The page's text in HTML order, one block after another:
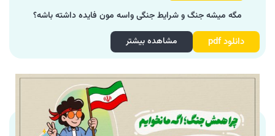
مگه میشه جنگ و شرایط جنگی واسه مون فایده داشته باشه؟
دانلود pdf مشاهده بیشتر